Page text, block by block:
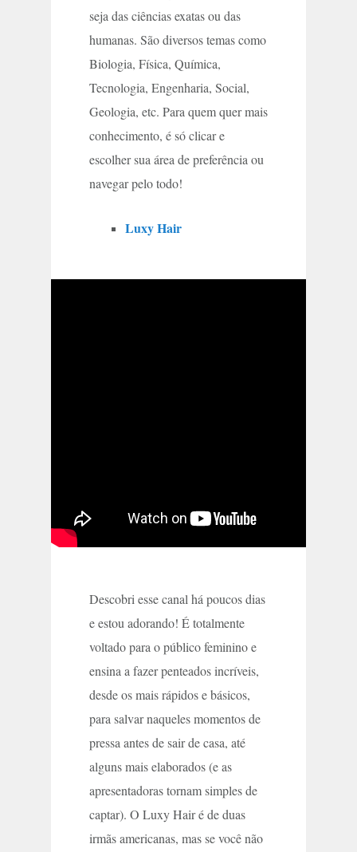
seja das ciências exatas ou das
humanas. São diversos temas como
Biologia, Física, Química,
Tecnologia, Engenharia, Social,
Geologia, etc. Para quem quer mais
conhecimento, é só clicar e
escolher sua área de preferência ou
navegar pelo todo!
Luxy Hair
Descobri esse canal há poucos dias
e estou adorando! É totalmente
voltado para o público feminino e
ensina a fazer penteados incríveis,
desde os mais rápidos e básicos,
para salvar naqueles momentos de
pressa antes de sair de casa, até
alguns mais elaborados (e as
apresentadoras tornam simples de
captar). O Luxy Hair é de duas
irmãs americanas, mas se você não